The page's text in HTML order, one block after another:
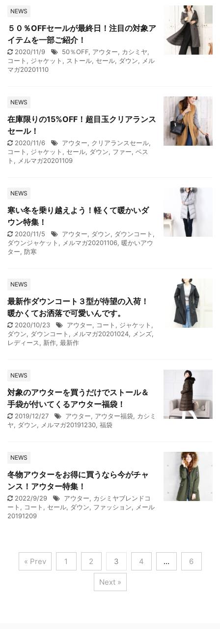
NEWS
５０％OFFセールが最終日！注目の対象ア
イテムを一部ご紹介！
2020/11/9 50％OFF, アウター, カシミヤ,
コート , ジャケット , ストール, セール, ダウン, メル
マガ20201110
NEWS
在庫限りの15%OFF！超目玉クリアランス
セール！
2020/11/6 アウター, クリアランスセール,
コート , ジャケット , セール, ダウン, ファー, ベス
ト , メルマガ20201109
NEWS
寒い冬を乗り越えよう！軽くて暖かいダ
ウン特集！
2020/11/5 アウター, ダウン, ダウンコート ,
ダウンジャケット , メルマガ20201106, 暖かいアウ
ター, 防寒
NEWS
最新作ダウンコート３型が待望の入荷！
暖かくてお洒落で可愛いんです。
2020/10/23 アウター, コート , ジャケット ,
ダウン, ダウンコート , メルマガ20201024, メンズ,
レディース, 新作, 最新作
NEWS
対象のアウターを買うだけでストール＆
手袋が付いてくるアウター福袋！
2019/12/27 アウター, アウター福袋, カシミ
ヤ, ダウン, メルマガ20191230, 福袋
NEWS
冬物アウターをお得に買うなら今がチャ
ンス！アウター特集！
2022/9/29 アウター, カシミヤブレンドコ
ート , コート , セール, ダウン, ファッション, メール
20191209
« Prev 1 2 3 4 … 6
Next »